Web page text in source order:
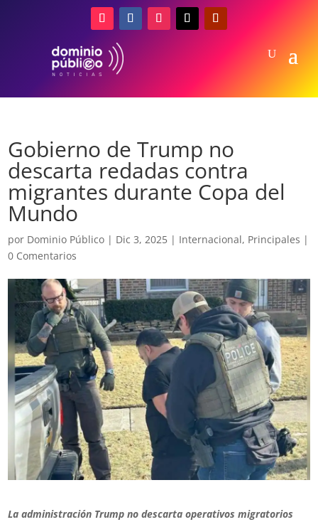
Gobierno de Trump no
descarta redadas contra
migrantes durante Copa del
Mundo
por Dominio Público | Dic 3, 2025 | Internacional, Principales |
0 Comentarios
La administración Trump no descarta operativos migratorios